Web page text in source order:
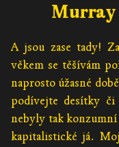
Murray
A jsou zase tady!
věkem se těšívám
naprosto úžasné
podívejte desítky
nebyly tak konzumní
kapitalistické já.